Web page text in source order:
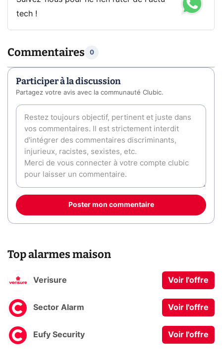
tech !
Commentaires 0
Participer à la discussion
Partagez votre avis avec la communauté Clubic.
Poster mon commentaire
Top alarmes maison
Verisure Voir l'offre
Sector Alarm Voir l'offre
Eufy Security Voir l'offre